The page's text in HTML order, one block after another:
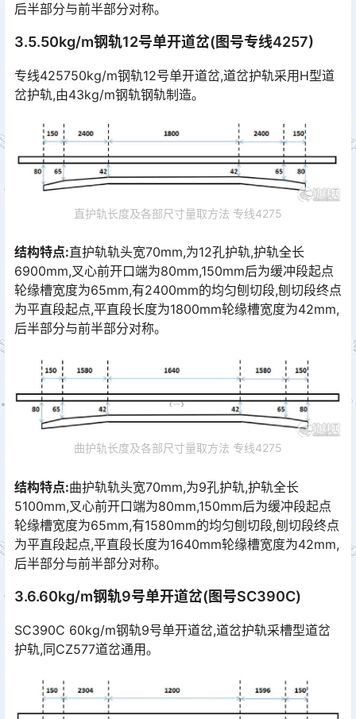
后半部分与前半部分对称｡󠅅󠅃󠄵󠅂󠄪󠇖󠆨󠆨󠇕󠆞󠆒󠅬󠇘󠆭󠆘󠇙󠆝󠅵󠇗󠆭󠆁󠄐󠇗󠅹󠅸󠇖󠆍󠅳󠇖󠅹󠅰󠇖󠆌󠅹
3.5.50kg/m钢轨12号单开道岔(图号专线4257)
专线425750kg/m钢轨12号单开道岔,道岔护轨采用H型道
岔护轨,由43kg/m钢轨钢轨制造｡
直护轨长度及各部尺寸量取方法 专线4275
结构特点:直护轨轨头宽70mm,为12孔护轨,护轨全长
6900mm,叉心前开口端为80mm,150mm后为缓冲段起点
轮缘槽宽度为65mm,有2400mm的均匀刨切段,刨切段终点
为平直段起点,平直段长度为1800mm轮缘槽宽度为42mm,
后半部分与前半部分对称｡󠅅󠅃󠄵󠅂󠄪󠇖󠆨󠆨󠇕󠆞󠆒󠅬󠇘󠆭󠆘󠇙󠆝󠅵󠇗󠆭󠆁󠄐󠇗󠅹󠅸󠇖󠆍󠅳󠇖󠅹󠅰󠇖󠆌󠅹
曲护轨长度及各部尺寸量取方法 专线4275
结构特点:曲护轨轨头宽70mm,为9孔护轨,护轨全长
5100mm,叉心前开口端为80mm,150mm后为缓冲段起点
轮缘槽宽度为65mm,有1580mm的均匀刨切段,刨切段终点
为平直段起点,平直段长度为1640mm轮缘槽宽度为42mm,
后半部分与前半部分对称｡󠅅󠅃󠄵󠅂󠄪󠇖󠆨󠆨󠇕󠆞󠆒󠅬󠇘󠆭󠆘󠇙󠆝󠅵󠇗󠆭󠆁󠄐󠇗󠅹󠅸󠇖󠆍󠅳󠇖󠅹󠅰󠇖󠆌󠅹
3.6.60kg/m钢轨9号单开道岔(图号SC390C)
SC390C 60kg/m钢轨9号单开道岔,道岔护轨采槽型道岔
护轨,同CZ577道岔通用｡